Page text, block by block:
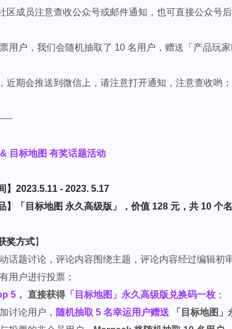
区成员注意查收公众号或邮件通知，也可直接公众号后
用户，我们会随机抽取了 10 名用户，赠送「产品玩家
近期会推送到微信上，请注意打开通知，注意查收哟：
目标地图 有奖话题活动
】2023.5.11 - 2023. 5.17
】「目标地图 永久高级版」，价值 128 元，共 10 个名
奖方式】
话题讨论，评论内容围绕主题，评论内容经过编辑初
用户进行投票；
5， 直接获得「目标地图」永久高级版兑换码一枚；
讨论用户， 随机抽取 5 名幸运用户赠送 「目标地图